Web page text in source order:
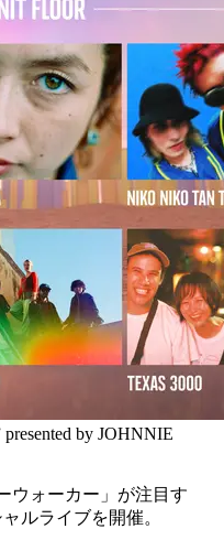
by JOHNNIE
ウォーカー」が注目す
ルライブを開催。